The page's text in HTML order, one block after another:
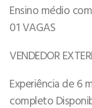
Ensino médio
01 VAGAS
VENDEDOR
Experiência de 6
completo